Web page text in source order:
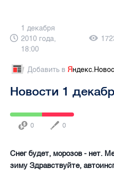
1 декабря
2010 года,
18:00
Добавить в Я
Новости 1
0 0
Снег будет, морозов - нет.
зиму Здравствуйте,